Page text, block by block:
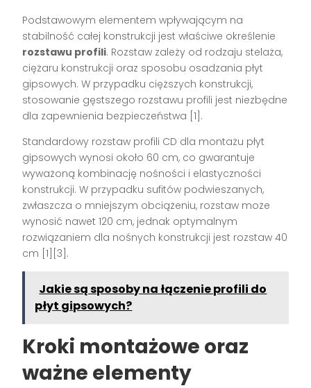
Podstawowym elementem wpływającym na
stabilność całej konstrukcji jest właściwe określenie
rozstawu profili. Rozstaw zależy od rodzaju stelaża,
ciężaru konstrukcji oraz sposobu osadzania płyt
gipsowych. W przypadku cięższych konstrukcji,
stosowanie gęstszego rozstawu profili jest niezbędne
dla zapewnienia bezpieczeństwa [1].
Standardowy rozstaw profili CD dla montażu płyt
gipsowych wynosi około 60 cm, co gwarantuje
wyważoną kombinację nośności i elastyczności
konstrukcji. W przypadku sufitów podwieszanych,
zwłaszcza o mniejszym obciążeniu, rozstaw może
wynosić nawet 120 cm, jednak optymalnym
rozwiązaniem dla nośnych konstrukcji jest rozstaw 40
cm [1][3].
Jakie są sposoby na łączenie profili do
płyt gipsowych?
Kroki montażowe oraz
ważne elementy